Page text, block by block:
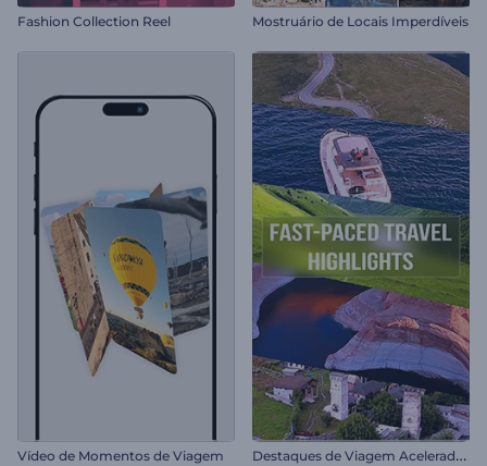
Fashion Collection Reel Mostruário de Locais Imperdíveis
Vídeo de Momentos de Viagem D
estaques de Viagem Acelerados